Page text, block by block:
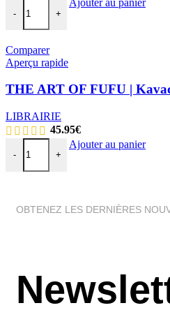
- +
Ajouter au panier
Comparer
Aperçu rapide
THE ART OF FUFU |
LIBRAIRIE
45.95€
- +
Ajouter au panier
OBTENEZ LES DERNIÈRES